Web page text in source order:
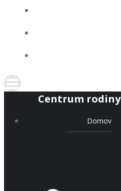
Centrum rodiny
Domov